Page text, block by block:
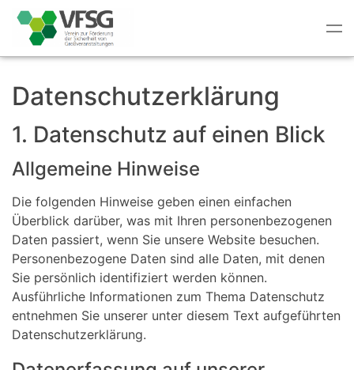
Datenschutzerklärung
1. Datenschutz auf einen Blick
Allgemeine Hinweise
Die folgenden Hinweise geben einen einfachen
Überblick darüber, was mit Ihren personenbezogenen
Daten passiert, wenn Sie unsere Website besuchen.
Personenbezogene Daten sind alle Daten, mit denen
Sie persönlich identifiziert werden können.
Ausführliche Informationen zum Thema Datenschutz
entnehmen Sie unserer unter diesem Text aufgeführten
Datenschutzerklärung.